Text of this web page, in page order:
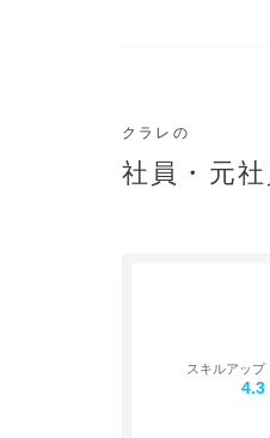
クラレの
社員・元
スキルアップ
4.3